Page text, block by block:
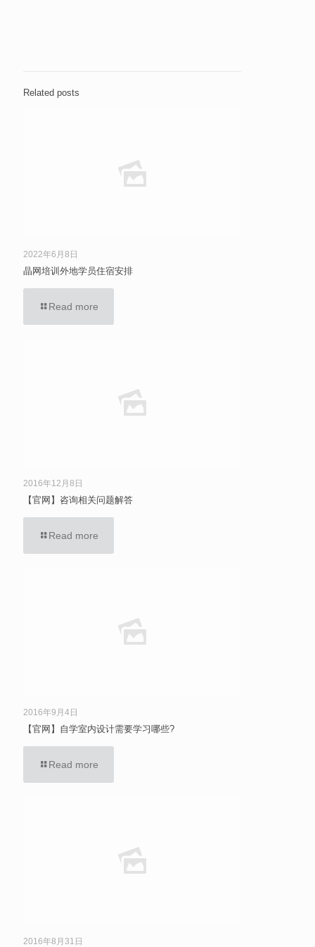
Related posts
2022年6月8日
晶网培训外地学员住宿安排
Read more
2016年12月8日
【官网】咨询相关问题解答
Read more
2016年9月4日
【官网】自学室内设计需要学习哪些?
Read more
2016年8月31日